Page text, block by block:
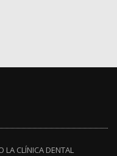
LA CLÍNICA DENTAL